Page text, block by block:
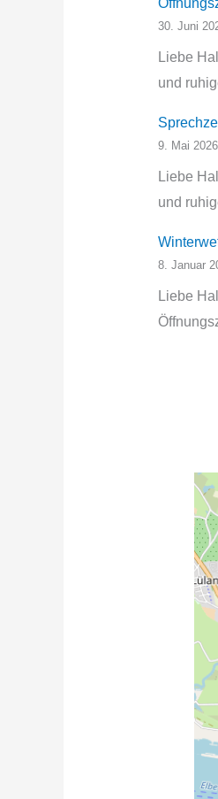
30. Juni
Liebe
und
9. Mai 2026
Liebe
und
8. Januar
Liebe